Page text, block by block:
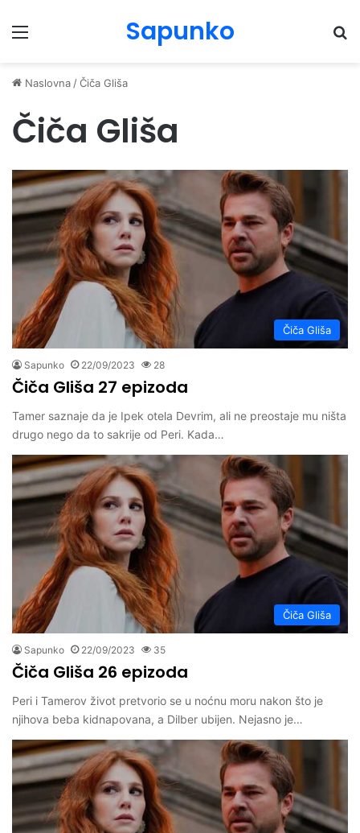
Menu Sapunko
Naslovna /Čiča Gliša
Čiča Gliša
Čiča Gliša
Sapunko 22/09/2023 28
Čiča Gliša 27 epizoda
Tamer saznaje da je Ipek otela Devrim, ali ne preostaje mu ništa
drugo nego da to sakrije od Peri. Kada…
Čiča Gliša
Sapunko 22/09/2023 35
Čiča Gliša 26 epizoda
Peri i Tamerov život pretvorio se u noćnu moru nakon što je
njihova beba kidnapovana, a Dilber ubijen. Nejasno je…